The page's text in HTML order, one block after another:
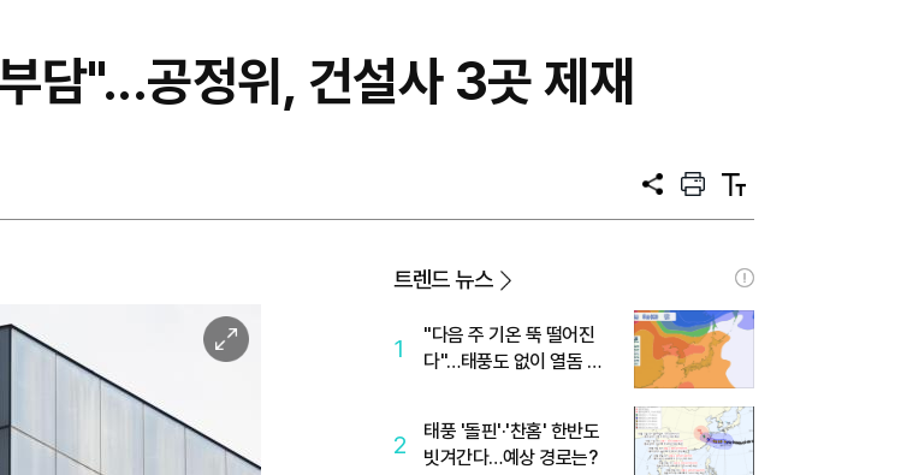
담"...공정위, 건설사 3곳 제재
공
프
트
텍
트
이
미
확
트렌드 뉴스
1
"다음 주 기온 뚝 떨어진
다"…태풍도 없이 열돔 박
2
태풍 '돌핀'·'찬홈' 한반도
빗겨간다…예상 경로는?